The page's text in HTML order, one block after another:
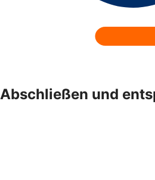
Abschließen und